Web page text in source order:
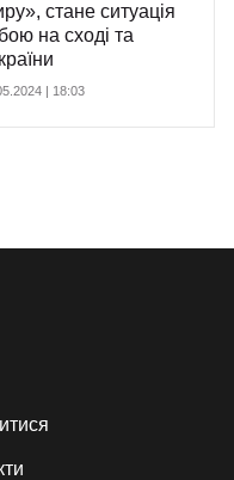
стане ситуація
на сході та
| 18:03